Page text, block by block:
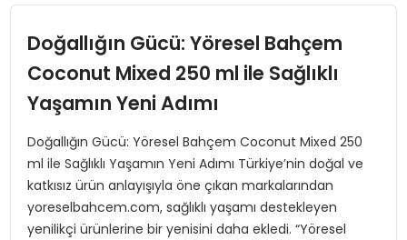
GÜNDEM
MAGAZIN
SIYASET
SPOR
Doğallığın Gücü: Yöresel Bahçem
Coconut Mixed 250 ml ile Sağlıklı
Yaşamın Yeni Adımı
Doğallığın Gücü: Yöresel Bahçem Coconut Mixed 250
ml ile Sağlıklı Yaşamın Yeni Adımı Türkiye’nin doğal ve
katkısız ürün anlayışıyla öne çıkan markalarından
yoreselbahcem.com, sağlıklı yaşamı destekleyen
yenilikçi ürünlerine bir yenisini daha ekledi. “Yöresel